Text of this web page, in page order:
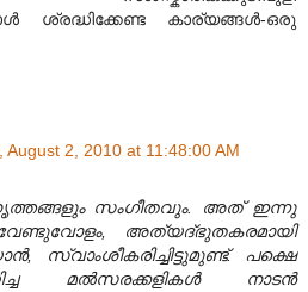
ശ്രദ്ധിക്കേണ്ട കാര്യങ്ങൾ-ഒരു
August 2, 2010 at 11:48:00 AM
സംഗീതവും. അത് ഇന്നു
അത്യദ്ഭുതകരമായി
സ്വാംശീകരിച്ചിട്ടുമുണ്ട്. പക്ഷെ
മൽസരക്കളികൾ നാടൻ